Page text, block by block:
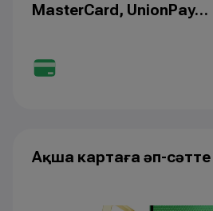
MasterCard, UnionPay…
Ақша картаға әп-сәтте